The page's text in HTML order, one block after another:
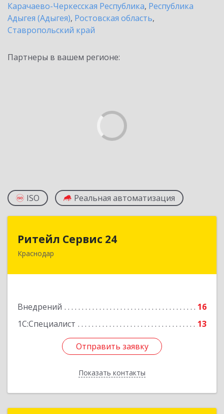
Карачаево-Черкесская Республика, Республика
Адыгея (Адыгея), Ростовская область,
Ставропольский край
Партнеры в вашем регионе:
ISO Реальная автоматизация
Ритейл Сервис 24
Краснодар
Внедрений
16
1С:Специалист
13
Отправить заявку
Показать контакты
350059, Краснодарский край, Краснодар г, им
Отправить заявку
Назад